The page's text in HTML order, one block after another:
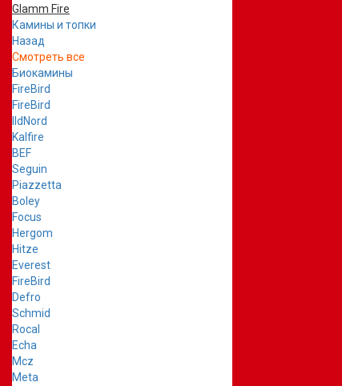
Glamm Fire
Камины и топки
Назад
Смотреть все
Биокамины
FireBird
FireBird
IldNord
Kalfire
BEF
Seguin
Piazzetta
Boley
Focus
Hergom
Hitze
Everest
FireBird
Defro
Schmid
Rocal
Echa
Mcz
Meta